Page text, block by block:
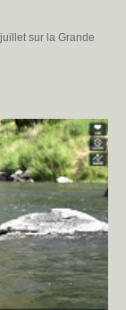
sur la Grande